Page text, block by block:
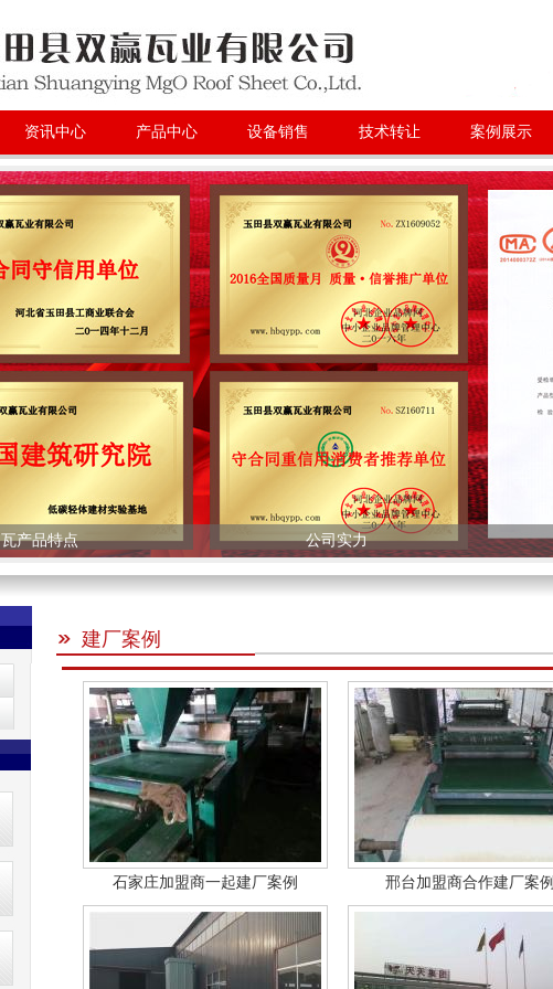
资讯中心 产品中心 设备销售 技术转让 案例展示
瓦产品特点 公司实力
建厂案例
石家庄加盟商一起建厂案例 邢台加盟商合作建厂案例